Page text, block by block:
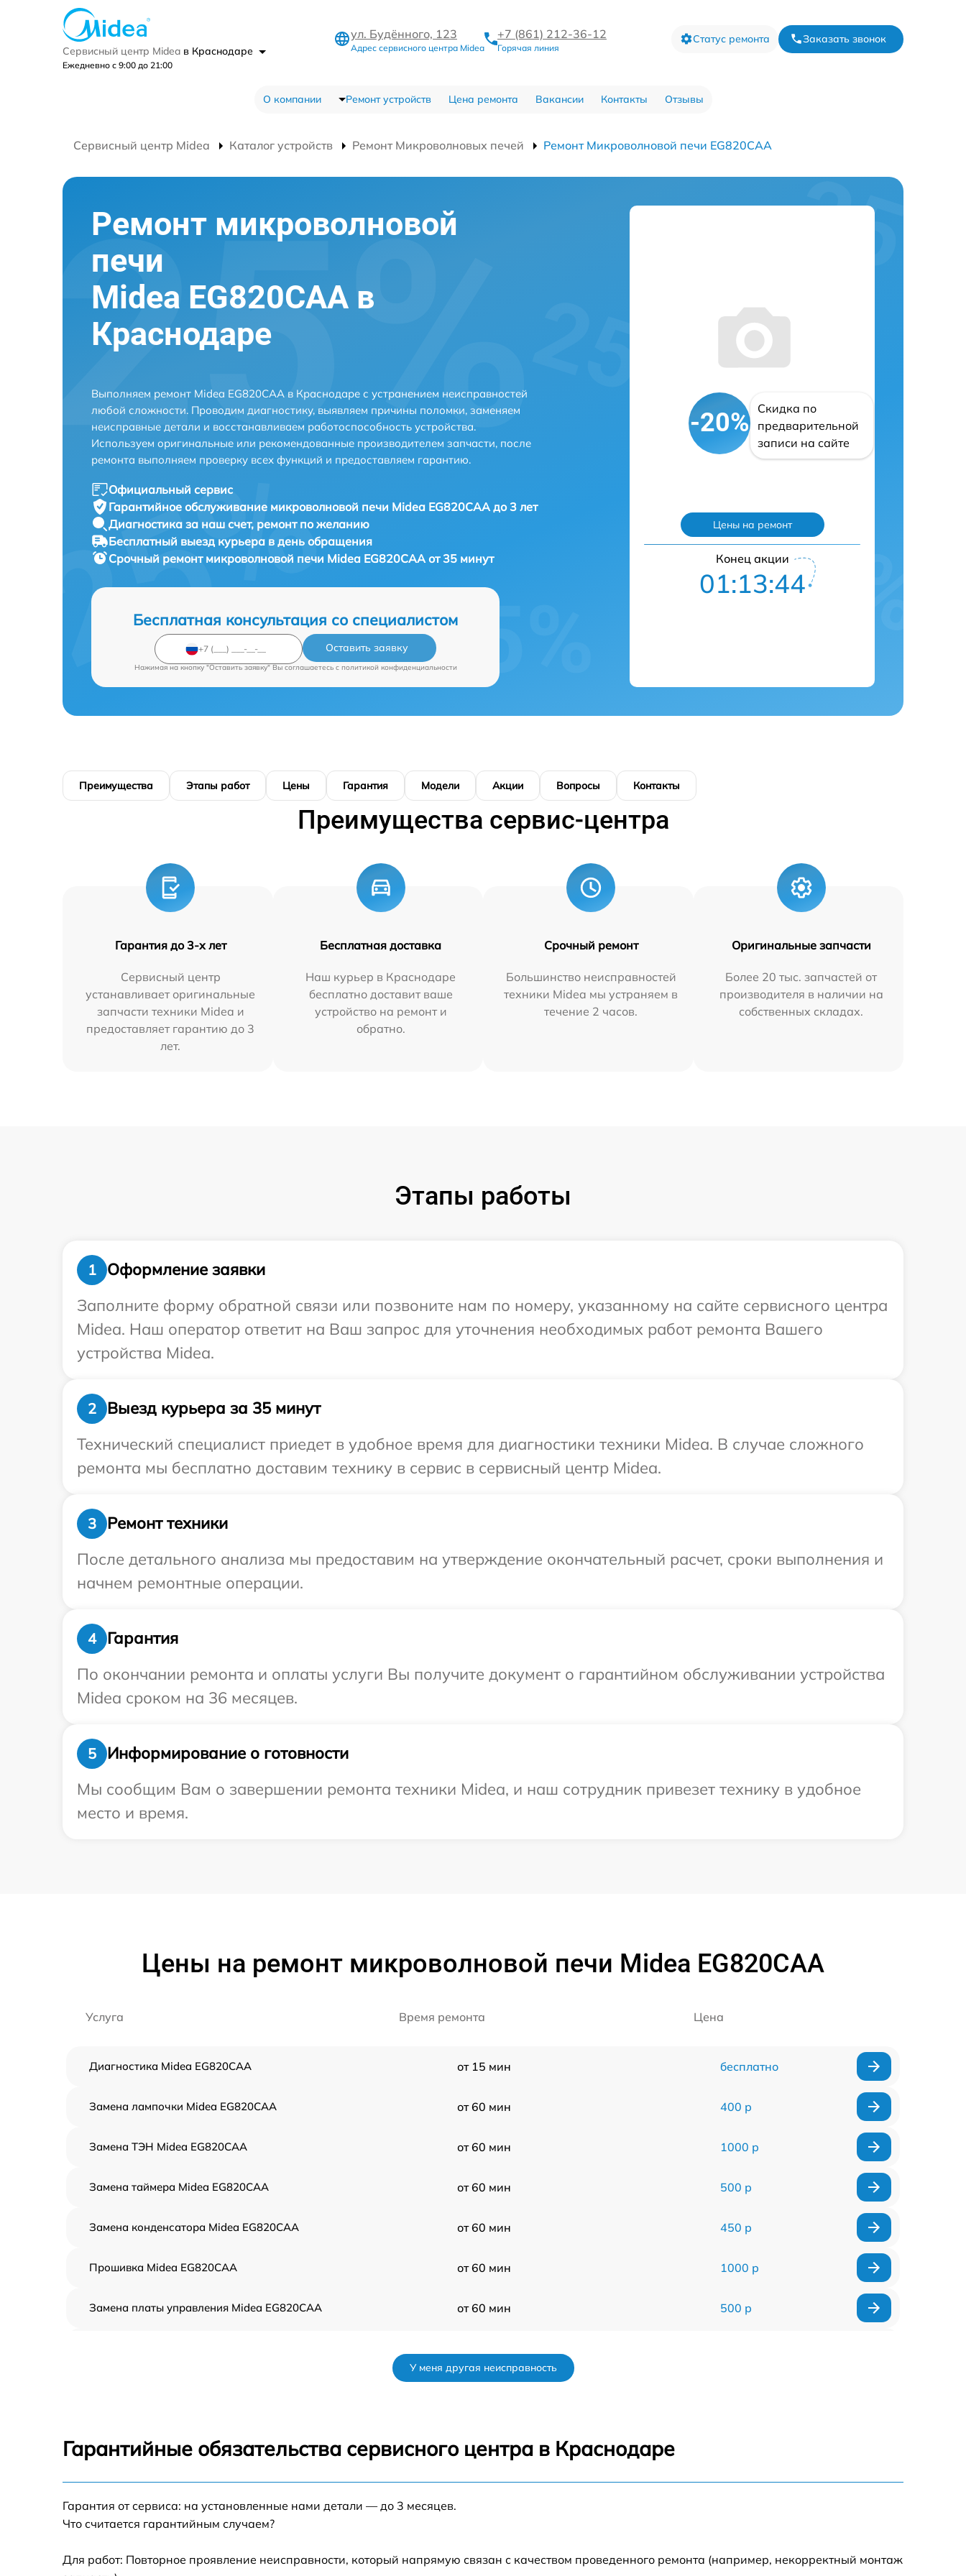
Сервисный центр Midea в Краснодаре
Ежедневно с 9:00 до 21:00
ул. Будённого, 123
Адрес сервисного центра Midea
+7 (861) 212-36-12
Горячая линия
Статус ремонта Заказать звонок
О компании Ремонт устройств Цена ремонта Вакансии Контакты Отзывы
Сервисный центр Midea Каталог устройств Ремонт Микроволновых печей Ремонт Микроволновой печи EG820CAA
Ремонт микроволновой
печи
Midea EG820CAA в
Краснодаре
Выполняем ремонт Midea EG820CAA в Краснодаре с устранением неисправностей
любой сложности. Проводим диагностику, выявляем причины поломки, заменяем
неисправные детали и восстанавливаем работоспособность устройства.
Используем оригинальные или рекомендованные производителем запчасти, после
ремонта выполняем проверку всех функций и предоставляем гарантию.
Официальный сервис
Гарантийное обслуживание микроволновой печи Midea EG820CAA до 3 лет
Диагностика за наш счет, ремонт по желанию
Бесплатный выезд курьера в день обращения
Срочный ремонт микроволновой печи Midea EG820CAA от 35 минут
Бесплатная консультация со специалистом
Оставить заявку
Нажимая на кнопку "Оставить заявку" Вы соглашаетесь c политикой конфиденциальности
-20%
Скидка по
предварительной
записи на сайте
Цены на ремонт
Конец акции
01:13:43
Преимущества Этапы работ Цены Гарантия Модели Акции Вопросы Контакты
Преимущества сервис-центра
Гарантия до 3-х лет
Сервисный центр
устанавливает оригинальные
запчасти техники Midea и
предоставляет гарантию до 3
лет.
Бесплатная доставка
Наш курьер в Краснодаре
бесплатно доставит ваше
устройство на ремонт и
обратно.
Срочный ремонт
Большинство неисправностей
техники Midea мы устраняем в
течение 2 часов.
Оригинальные запчасти
Более 20 тыс. запчастей от
производителя в наличии на
собственных складах.
Этапы работы
1
Оформление заявки
Заполните форму обратной связи или позвоните нам по номеру, указанному на сайте сервисного центра
Midea. Наш оператор ответит на Ваш запрос для уточнения необходимых работ ремонта Вашего
устройства Midea.
2
Выезд курьера за 35 минут
Технический специалист приедет в удобное время для диагностики техники Midea. В случае сложного
ремонта мы бесплатно доставим технику в сервис в сервисный центр Midea.
3
Ремонт техники
После детального анализа мы предоставим на утверждение окончательный расчет, сроки выполнения и
начнем ремонтные операции.
4
Гарантия
По окончании ремонта и оплаты услуги Вы получите документ о гарантийном обслуживании устройства
Midea сроком на 36 месяцев.
5
Информирование о готовности
Мы сообщим Вам о завершении ремонта техники Midea, и наш сотрудник привезет технику в удобное
место и время.
Цены на ремонт микроволновой печи Midea EG820CAA
Услуга Время ремонта Цена
Диагностика Midea EG820CAA от 15 мин бесплатно
Замена лампочки Midea EG820CAA от 60 мин 400 р
Замена ТЭН Midea EG820CAA от 60 мин 1000 р
Замена таймера Midea EG820CAA от 60 мин 500 р
Замена конденсатора Midea EG820CAA от 60 мин 450 р
Прошивка Midea EG820CAA от 60 мин 1000 р
Замена платы управления Midea EG820CAA от 60 мин 500 р
Ремонт волновода Midea EG820CAA
EG820CAA
У меня другая неисправность
Гарантийные обязательства сервисного центра в Краснодаре
Гарантия от сервиса: на установленные нами детали — до 3 месяцев.
Что считается гарантийным случаем?
Для работ: Повторное проявление неисправности, который напрямую связан с качеством проведенного ремонта (например, некорректный монтаж